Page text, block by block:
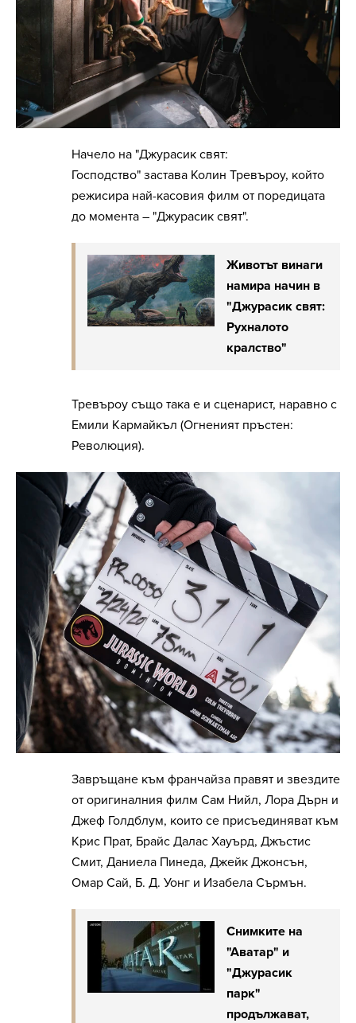
Начело на "Джурасик свят:
Господство" застава Колин Тревъроу, който
режисира най-касовия филм от поредицата
до момента – "Джурасик свят".
Животът винаги
намира начин в
"Джурасик свят:
Рухналото
кралство"
Тревъроу също така е и сценарист, наравно с
Емили Кармайкъл (Огненият пръстен:
Революция).
Завръщане към франчайза правят и звездите
от оригиналния филм Сам Нийл, Лора Дърн и
Джеф Голдблум, които се присъединяват към
Крис Прат, Брайс Далас Хауърд, Джъстис
Смит, Даниела Пинеда, Джейк Джонсън,
Омар Сай, Б. Д. Уонг и Изабела Сърмън.
Снимките на
"Аватар" и
"Джурасик
парк"
продължават,